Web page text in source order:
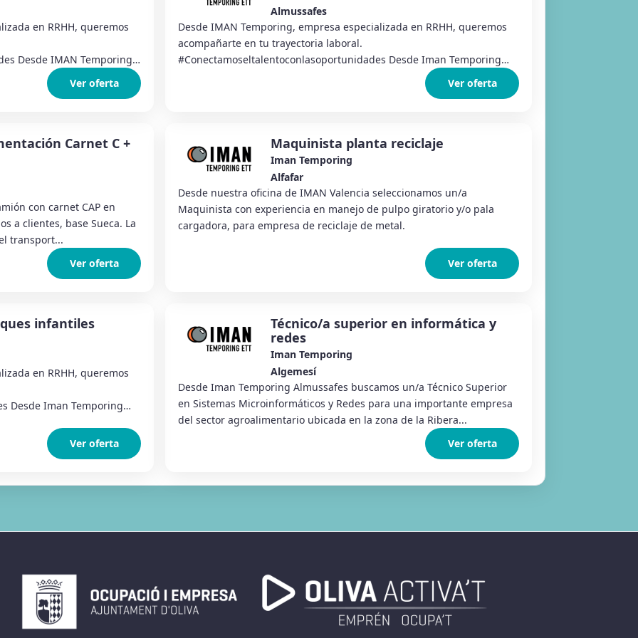
en RRHH, queremos
Desde IMAN Temporing
Ver oferta
Almussafes
Desde IMAN Temporing, empresa especializada en RRHH, queremos
acompañarte en tu trayectoria laboral.
#Conectamoseltalentoconlasoportunidades Desde Iman Temporing
Ver oferta
Carnet C +
con carnet CAP en
a clientes, base Sueca. La
transport...
Ver oferta
Maquinista planta reciclaje
Iman Temporing
Alfafar
Desde nuestra oficina de IMAN Valencia seleccionamos un/a
Maquinista con experiencia en manejo de pulpo giratorio y/o pala
cargadora, para empresa de reciclaje de metal.
Ver oferta
infantiles
en RRHH, queremos
Desde Iman Temporing
Ver oferta
Técnico/a superior en informática y
redes
Iman Temporing
Algemesí
Desde Iman Temporing Almussafes buscamos un/a Técnico Superior
en Sistemas Microinformáticos y Redes para una importante empresa
del sector agroalimentario ubicada en la zona de la Ribera...
Ver oferta